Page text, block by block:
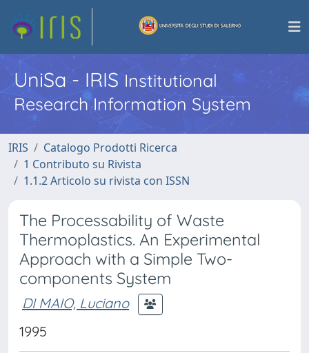
UniSa - IRISInstitutional
Research Information System
IRIS
Catalogo Prodotti Ricerca
1 Contributo su Rivista
1.1.2 Articolo su rivista con ISSN
The Processability of Waste
Thermoplastics. An Experimental
Approach with a Simple Two-
components System
DI MAIO, Luciano
1995